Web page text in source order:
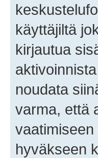
käyttäjiltä
kirjautua
noudata
varma, että
hyväkseen